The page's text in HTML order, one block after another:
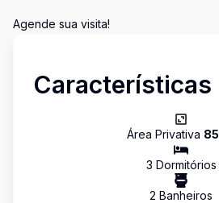
Agende sua visita!
Características
Área Privativa 85
3 Dormitórios
2 Banheiros